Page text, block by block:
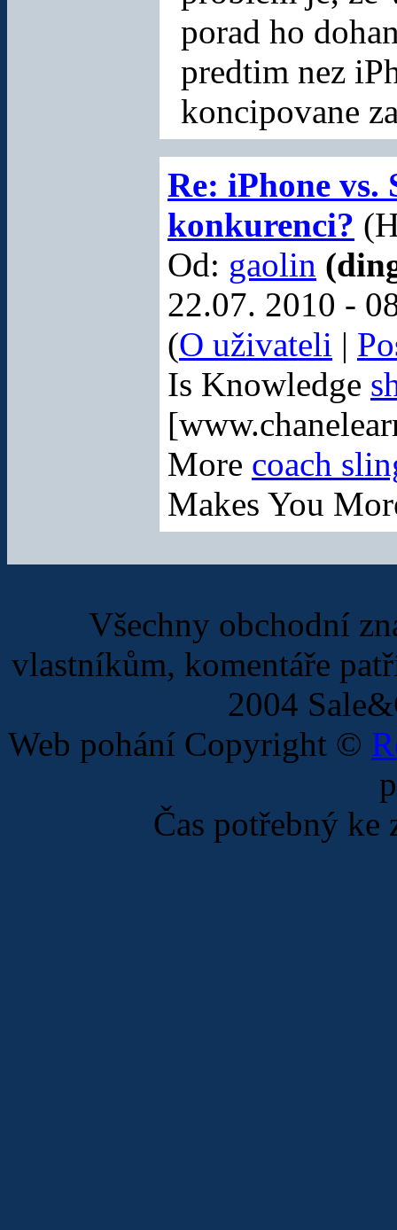
porad ho
predtim nez
koncipovane
Re: iPhone
konkurenci?
Od: gaolin
22.07. 2010 -
(O uživateli |
Is Knowledge
More coach
Makes You
Všechny obchodní
vlastníkům, komentáře
2004
Web pohání Copyright ©
Čas potřebný ke